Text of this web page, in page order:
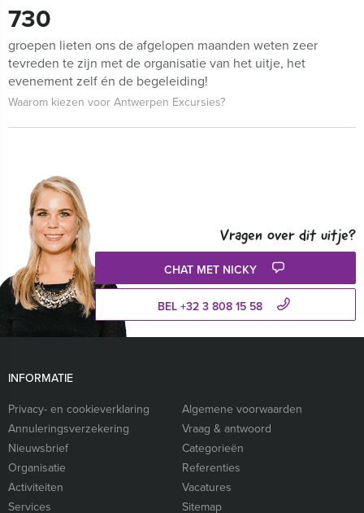
730
groepen lieten ons de afgelopen maanden weten zeer
tevreden te zijn met de organisatie van het uitje, het
evenement zelf én de begeleiding!
Waarom kiezen voor Antwerpen Excursies?
Vragen over dit uitje?
CHAT MET NICKY
BEL +32 3 808 15 58
INFORMATIE
Privacy- en cookieverklaring
Algemene voorwaarden
Annuleringsverzekering
Vraag & antwoord
Nieuwsbrief
Categorieën
Organisatie
Referenties
Activiteiten
Vacatures
Services
Sitemap